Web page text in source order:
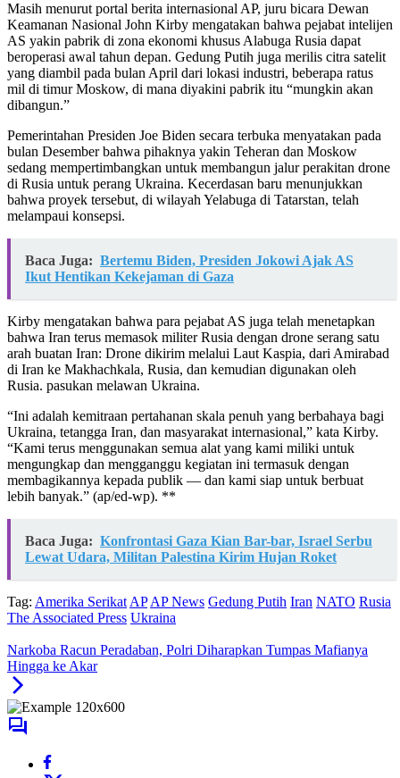
Masih menurut portal berita internasional AP, juru bicara Dewan
Keamanan Nasional John Kirby mengatakan bahwa pejabat intelijen
AS yakin pabrik di zona ekonomi khusus Alabuga Rusia dapat
beroperasi awal tahun depan. Gedung Putih juga merilis citra satelit
yang diambil pada bulan April dari lokasi industri, beberapa ratus
mil di timur Moskow, di mana diyakini pabrik itu “mungkin akan
dibangun.”
Pemerintahan Presiden Joe Biden secara terbuka menyatakan pada
bulan Desember bahwa pihaknya yakin Teheran dan Moskow
sedang mempertimbangkan untuk membangun jalur perakitan drone
di Rusia untuk perang Ukraina. Kecerdasan baru menunjukkan
bahwa proyek tersebut, di wilayah Yelabuga di Tatarstan, telah
melampaui konsepsi.
Baca Juga: Bertemu Biden, Presiden Jokowi Ajak AS
Ikut Hentikan Kekejaman di Gaza
Kirby mengatakan bahwa para pejabat AS juga telah menetapkan
bahwa Iran terus memasok militer Rusia dengan drone serang satu
arah buatan Iran: Drone dikirim melalui Laut Kaspia, dari Amirabad
di Iran ke Makhachkala, Rusia, dan kemudian digunakan oleh
Rusia. pasukan melawan Ukraina.
“Ini adalah kemitraan pertahanan skala penuh yang berbahaya bagi
Ukraina, tetangga Iran, dan masyarakat internasional,” kata Kirby.
“Kami terus menggunakan semua alat yang kami miliki untuk
mengungkap dan mengganggu kegiatan ini termasuk dengan
membagikannya kepada publik — dan kami siap untuk berbuat
lebih banyak.” (ap/ed-wp). **
Baca Juga: Konfrontasi Gaza Kian Bar-bar, Israel Serbu
Lewat Udara, Militan Palestina Kirim Hujan Roket
Tag: Amerika Serikat AP AP News Gedung Putih Iran NATO Rusia
The Associated Press Ukraina
Narkoba Racun Peradaban, Polri Diharapkan Tumpas Mafianya
Hingga ke Akar